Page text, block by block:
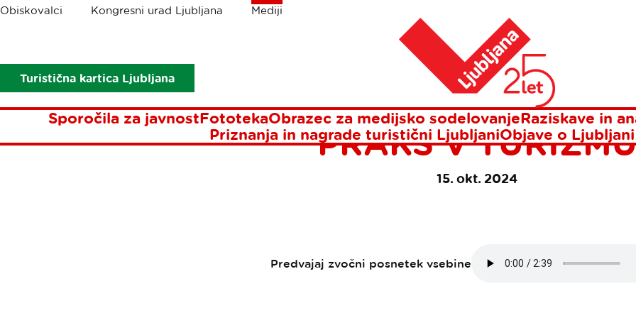
Obiskovalci Kongresni urad Ljubljana Mediji
Turistična kartica Ljubljana
Sporočila za javnostFototekaObrazec za medijsko sodelovanjeRaziskave in
Priznanja in nagrade turistični LjubljaniObjave o
Drobtinice
Ljubljana že desetič na seznamu najbolj trajnostnih praks v turizmu
LJUBLJANA ŽE
SEZNAMU NAJBOLJ
PRAKS V
15. okt. 2024
Predvajaj zvočni posnetek vsebine